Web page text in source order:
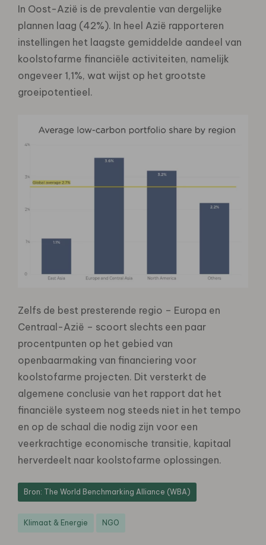
In Oost-Azië is de prevalentie van dergelijke
plannen laag (42%). In heel Azië rapporteren
instellingen het laagste gemiddelde aandeel van
koolstofarme financiële activiteiten, namelijk
ongeveer 1,1%, wat wijst op het grootste
groeipotentieel.
Zelfs de best presterende regio – Europa en
Centraal-Azië – scoort slechts een paar
procentpunten op het gebied van
openbaarmaking van financiering voor
koolstofarme projecten. Dit versterkt de
algemene conclusie van het rapport dat het
financiële systeem nog steeds niet in het tempo
en op de schaal die nodig zijn voor een
veerkrachtige economische transitie, kapitaal
herverdeelt naar koolstofarme oplossingen.
Bron: The World Benchmarking Alliance (WBA)
Klimaat & Energie NGO